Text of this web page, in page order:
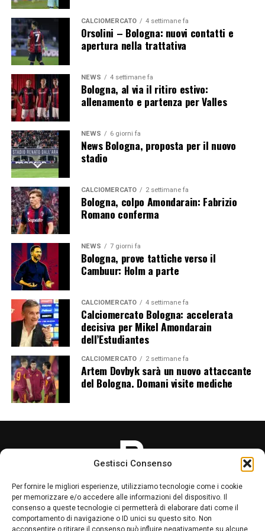
Gestisci Consenso
Per fornire le migliori esperienze, utilizziamo tecnologie come i cookie
per memorizzare e/o accedere alle informazioni del dispositivo. Il
consenso a queste tecnologie ci permetterà di elaborare dati come il
comportamento di navigazione o ID unici su questo sito. Non
acconsentire o ritirare il consenso può influire negativamente su alcune
CALCIOMERCATO 4 settimane fa
Orsolini – Bologna: nuovi contatti e
apertura nella trattativa
NEWS 4 settimane fa
Bologna, al via il ritiro estivo:
allenamento e partenza per Valles
NEWS 6 giorni fa
News Bologna, proposta per il nuovo
stadio
CALCIOMERCATO 2 settimane fa
Bologna, colpo Amondarain: Fabrizio
Romano conferma
NEWS 7 giorni fa
Bologna, prove tattiche verso il
Cambuur: Holm a parte
CALCIOMERCATO 4 settimane fa
Calciomercato Bologna: accelerata
decisiva per Mikel Amondarain
dell’Estudiantes
CALCIOMERCATO 2 settimane fa
Artem Dovbyk sarà un nuovo attaccante
del Bologna. Domani visite mediche